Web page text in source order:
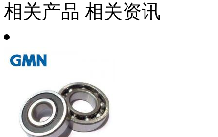
相关产品 相关资讯